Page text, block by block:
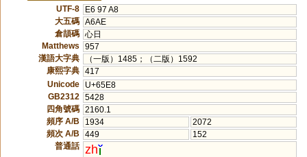
UTF-8
E6 97 A8
大五碼 A6AE
倉頡碼 心日
Matthews
957
漢語大字典
（一版）1485；（二版）1592
康熙字典 417
Unicode
U+65E8
GB2312
5428
四角號碼 2160.1
頻序 A/B
1934
2072
頻次 A/B
449
152
普通話 zh